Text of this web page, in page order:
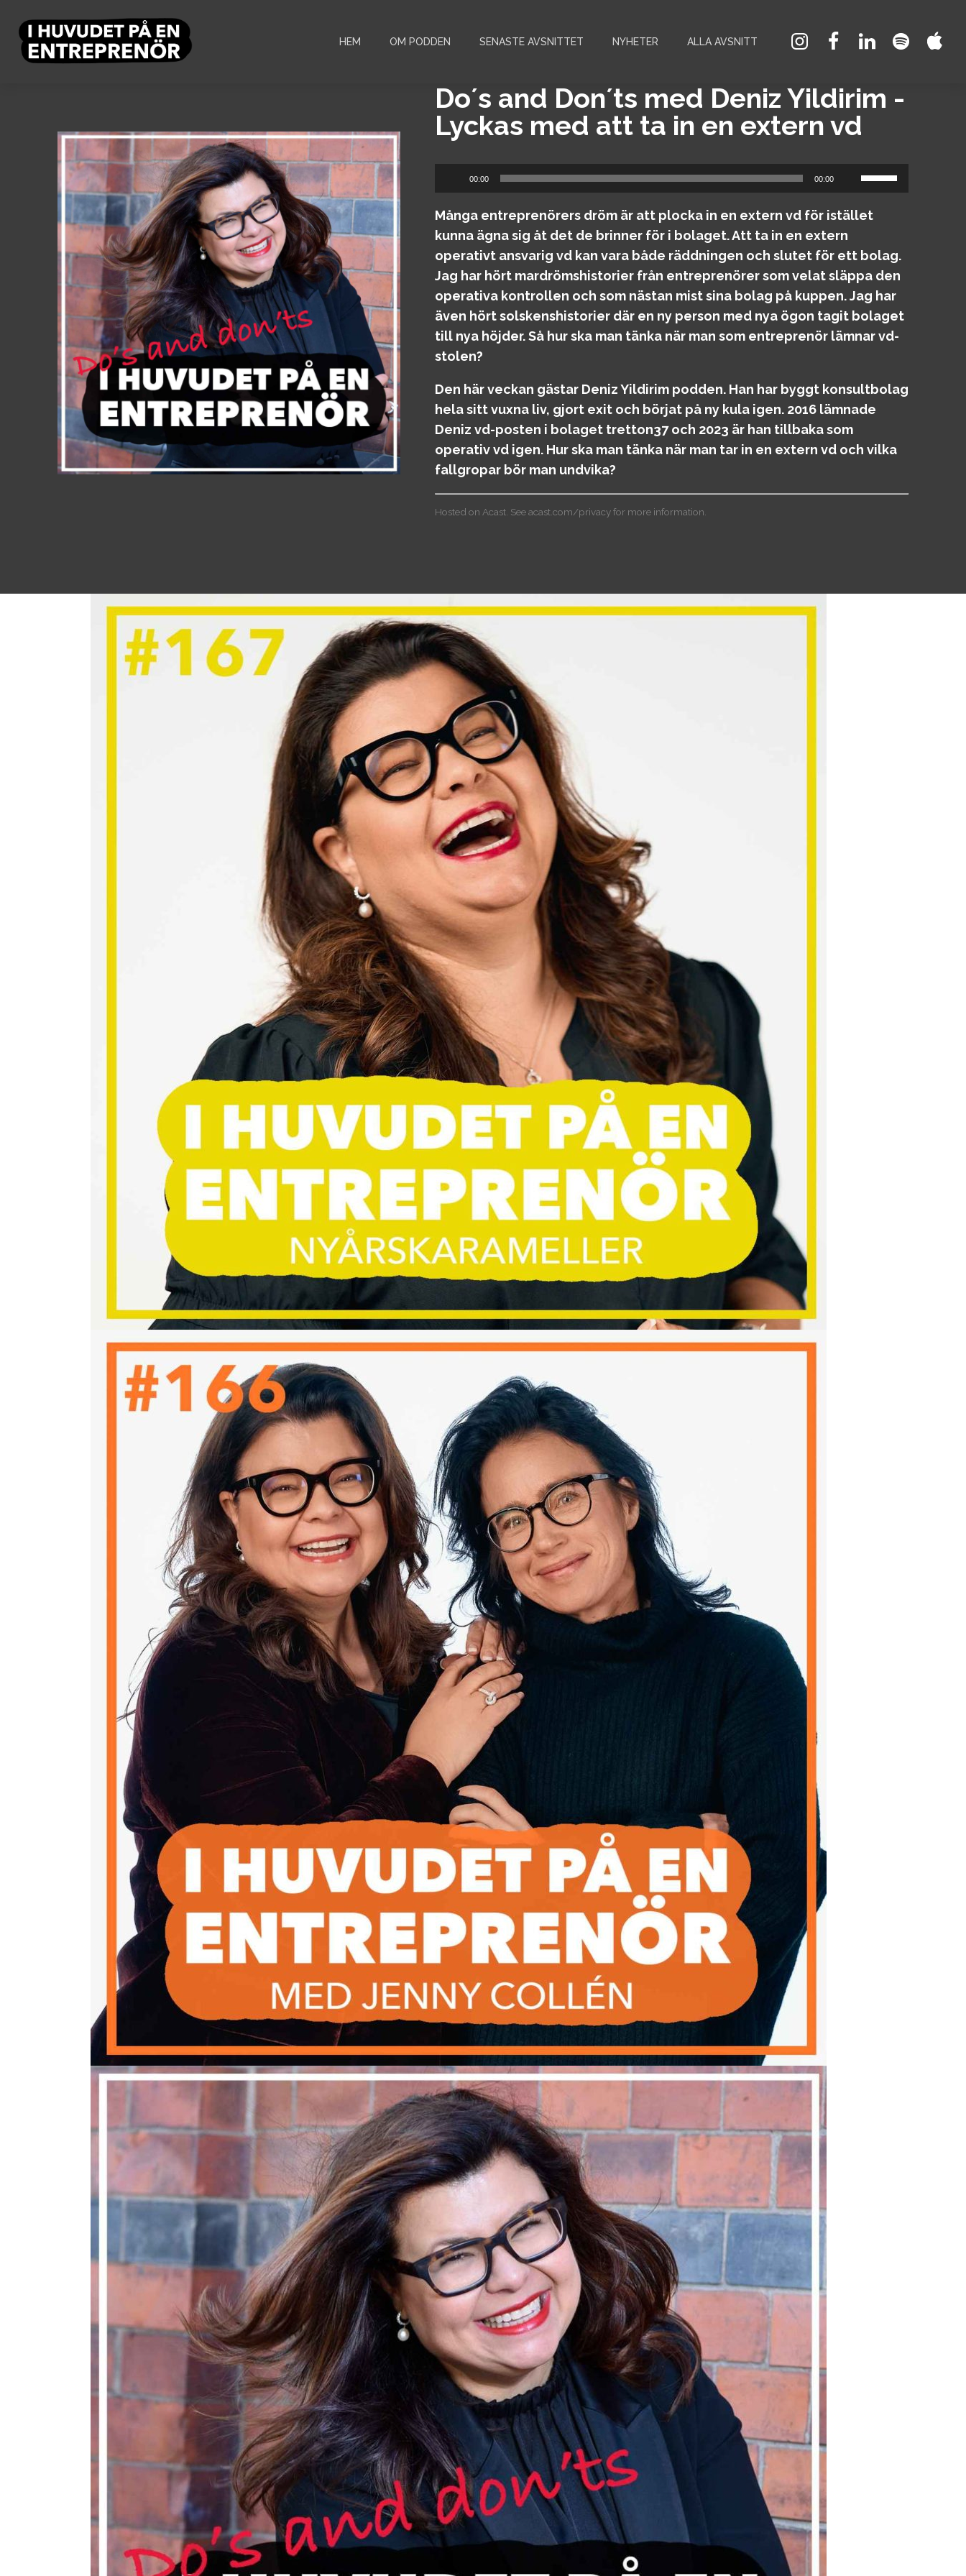
HEM OM PODDEN SENASTE AVSNITTET NYHETER ALLA AVSNITT
Do´s and Don´ts med Deniz Yildirim -
Lyckas med att ta in en extern vd
Ljudspelare
00:00 00:00
Använd
upp/ner-
piltangenterna
att
höja
eller
sänka
volymen.
Många entreprenörers dröm är att plocka in en extern vd för istället
kunna ägna sig åt det de brinner för i bolaget. Att ta in en extern
operativt ansvarig vd kan vara både räddningen och slutet för ett bolag.
Jag har hört mardrömshistorier från entreprenörer som velat släppa den
operativa kontrollen och som nästan mist sina bolag på kuppen. Jag har
även hört solskenshistorier där en ny person med nya ögon tagit bolaget
till nya höjder. Så hur ska man tänka när man som entreprenör lämnar vd-
stolen?
Den här veckan gästar Deniz Yildirim podden. Han har byggt konsultbolag
hela sitt vuxna liv, gjort exit och börjat på ny kula igen. 2016 lämnade
Deniz vd-posten i bolaget tretton37 och 2023 är han tillbaka som
operativ vd igen. Hur ska man tänka när man tar in en extern vd och vilka
fallgropar bör man undvika?
Hosted on Acast. Seeacast.com/privacyfor more information.